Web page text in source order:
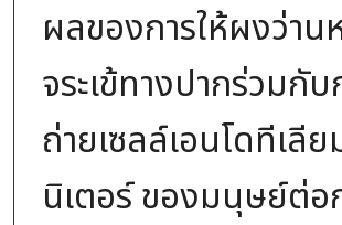
ผลของการให้ผงว่าน
จระเข้ทางปากร่วมกั
ถ่ายเซลล์เอนโดทีเลีย
นิเตอร์ ของมนุษย์ต่อ